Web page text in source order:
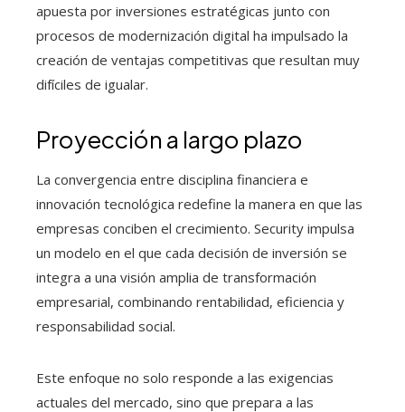
apuesta por inversiones estratégicas junto con
procesos de modernización digital ha impulsado la
creación de ventajas competitivas que resultan muy
difíciles de igualar.
Proyección a largo plazo
La convergencia entre disciplina financiera e
innovación tecnológica redefine la manera en que las
empresas conciben el crecimiento. Security impulsa
un modelo en el que cada decisión de inversión se
integra a una visión amplia de transformación
empresarial, combinando rentabilidad, eficiencia y
responsabilidad social.
Este enfoque no solo responde a las exigencias
actuales del mercado, sino que prepara a las